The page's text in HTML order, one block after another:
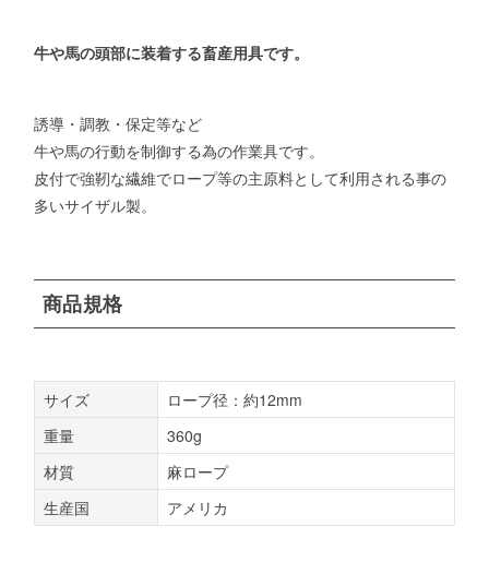
牛や馬の頭部に装着する畜産用具です。
誘導・調教・保定等など
牛や馬の行動を制御する為の作業具です。
皮付で強靭な繊維でロープ等の主原料として利用される事の
多いサイザル製。
商品規格
サイズ
ロープ径：約12mm
重量
360g
材質
麻ロープ
生産国
アメリカ